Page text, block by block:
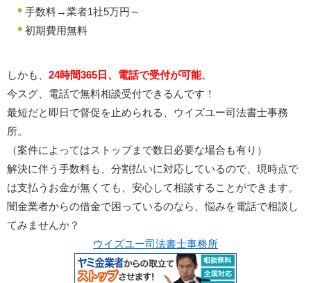
手数料→業者1社5万円～
初期費用無料
しかも、 24時間365日、電話で受付が可能。
今スグ、電話で無料相談受付できるんです！
最短だと即日で督促を止められる、ウイズユー司法書士事務
所。
（案件によってはストップまで数日必要な場合も有り）
解決に伴う手数料も、分割払いに対応しているので、現時点で
は支払うお金が無くても、安心して相談することができます。
闇金業者からの借金で困っているのなら、悩みを電話で相談し
てみませんか？
ウイズユー司法書士事務所